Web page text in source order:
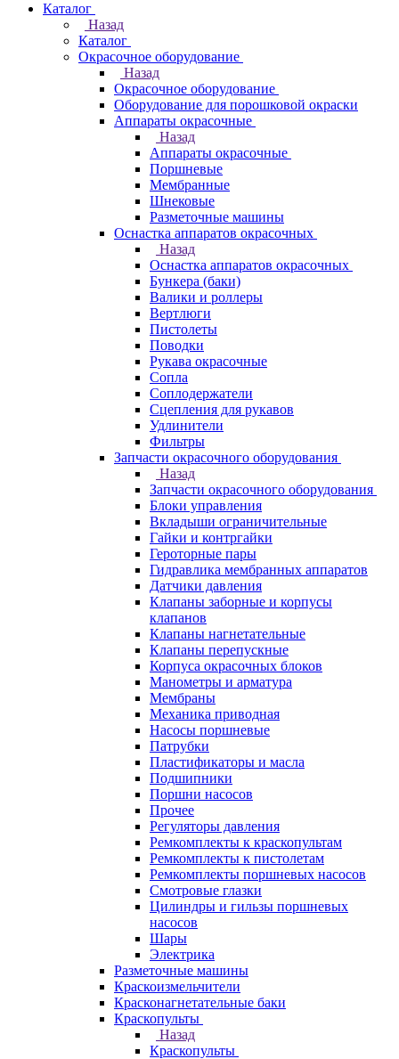
Каталог
Назад
Каталог
Окрасочное оборудование
Назад
Окрасочное оборудование
Оборудование для порошковой окраски
Аппараты окрасочные
Назад
Аппараты окрасочные
Поршневые
Мембранные
Шнековые
Разметочные машины
Оснастка аппаратов окрасочных
Назад
Оснастка аппаратов окрасочных
Бункера (баки)
Валики и роллеры
Вертлюги
Пистолеты
Поводки
Рукава окрасочные
Сопла
Соплодержатели
Сцепления для рукавов
Удлинители
Фильтры
Запчасти окрасочного оборудования
Назад
Запчасти окрасочного оборудования
Блоки управления
Вкладыши ограничительные
Гайки и контргайки
Героторные пары
Гидравлика мембранных аппаратов
Датчики давления
Клапаны заборные и корпусы
клапанов
Клапаны нагнетательные
Клапаны перепускные
Корпуса окрасочных блоков
Манометры и арматура
Мембраны
Механика приводная
Насосы поршневые
Патрубки
Пластификаторы и масла
Подшипники
Поршни насосов
Прочее
Регуляторы давления
Ремкомплекты к краскопультам
Ремкомплекты к пистолетам
Ремкомплекты поршневых насосов
Смотровые глазки
Цилиндры и гильзы поршневых
насосов
Шары
Электрика
Разметочные машины
Краскоизмельчители
Красконагнетательные баки
Краскопульты
Назад
Краскопульты